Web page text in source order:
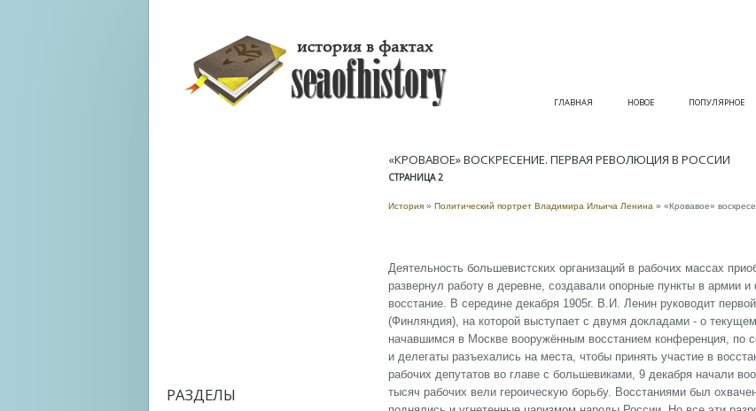
ГЛАВНАЯ НОВОЕ ПОПУЛЯРНОЕ
РАЗДЕЛЫ
«КРОВАВОЕ» ВОСКРЕСЕНИЕ. ПЕРВАЯ РЕВОЛЮЦИЯ В РОССИИ
СТРАНИЦА 2
История » Политический портрет Владимира Ильича Ленина » «Кровавое»
Деятельность большевистских организаций в рабочих массах
развернул работу в деревне, создавали опорные пункты в армии
восстание. В середине декабря 1905г. В.И. Ленин руководит
(Финляндия), на которой выступает с двумя докладами - о
начавшимся в Москве вооружённым восстанием конференция, по
и делегаты разъехались на места, чтобы принять участие в
рабочих депутатов во главе с большевиками, 9 декабря начали
тысяч рабочих вели героическую борьбу. Восстаниями был